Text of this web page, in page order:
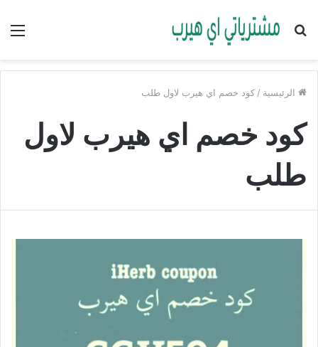
بحث
الرئيسية / كود خصم اي هيرب لاول طلب
كود خصم اي هيرب لاول
طلب